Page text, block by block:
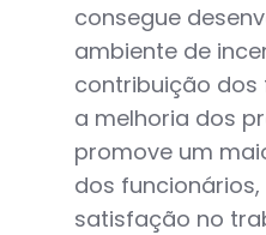
consegue
ambiente de
contribuição dos
a melhoria dos
promove um
dos
satisfação no